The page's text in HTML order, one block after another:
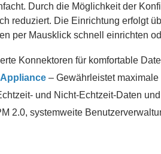
Durch die Möglichkeit der
reduziert. Die Einrichtung erfolgt
per Mausklick schnell einrichten
Konnektoren für komfortable
– Gewährleistet
und Nicht-Echtzeit-Daten
2.0, systemweite